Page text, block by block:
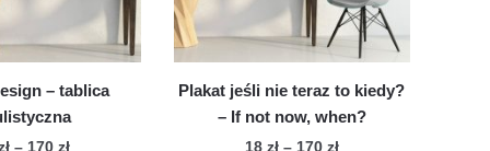
stronie
stronie
produktu
– tablica
– 170złZakres
Plakat jeśli nie teraz to kiedy?
– If not now, when?
18 zł – 170 złZakres